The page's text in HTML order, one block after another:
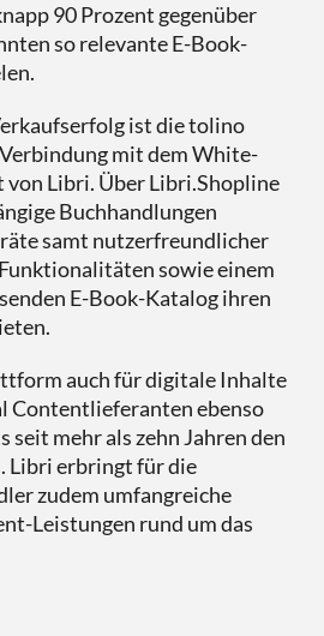
90 Prozent gegenüber
so relevante E-Book-
ist die tolino
mit dem White-
von Libri. Über Libri.Shopline
Buchhandlungen
samt nutzerfreundlicher
sowie einem
E-Book-Katalog ihren
auch für digitale Inhalte
ebenso
mehr als zehn Jahren den
Libri erbringt für die
zudem umfangreiche
Leistungen rund um das